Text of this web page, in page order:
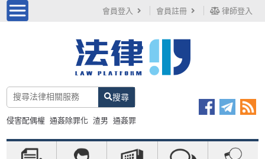
會員登入 會員註冊 律師登入
搜尋
侵害配偶權 通姦除罪化 渣男 通姦罪